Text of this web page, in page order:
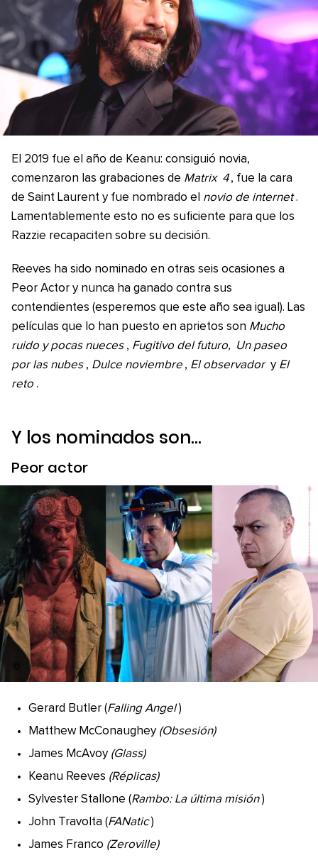
El 2019 fue el año de Keanu: consiguió novia,
comenzaron las grabaciones de Matrix 4 , fue la cara
de Saint Laurent y fue nombrado el novio de internet .
Lamentablemente esto no es suficiente para que los
Razzie recapaciten sobre su decisión.
Reeves ha sido nominado en otras seis ocasiones a
Peor Actor y nunca ha ganado contra sus
contendientes (esperemos que este año sea igual). Las
películas que lo han puesto en aprietos son Mucho
ruido y pocas nueces , Fugitivo del futuro, Un paseo
por las nubes , Dulce noviembre , El observador y El
reto .
Y los nominados son…
Peor actor
Gerard Butler (Falling Angel )
Matthew McConaughey (Obsesión)
James McAvoy (Glass)
Keanu Reeves (Réplicas)
Sylvester Stallone (Rambo: La última misión )
John Travolta (FANatic )
James Franco (Zeroville)